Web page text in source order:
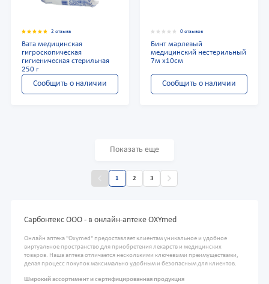
2 отзыва
Вата медицинская
гигроскопическая
гигиеническая стерильная
250 г
Сообщить о наличии
0 отзывов
Бинт марлевый
медицинский нестерильный
7м x10см
Сообщить о наличии
Показать еще
1 2 3
Сарбонтекс ООО - в онлайн-аптеке OXYmed
Онлайн аптека "Oxymed" предоставляет клиентам уникальное и удобное
виртуальное пространство для приобретения лекарств и медицинских
товаров. Наша аптека отличается несколькими ключевыми преимуществами,
делая процесс покупок максимально удобным и безопасным для клиентов.
Широкий ассортимент и сертифицированная продукция